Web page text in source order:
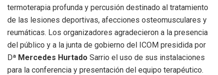
termoterapia profunda y percusión destinado al tratamiento
de las lesiones deportivas, afecciones osteomusculares y
reumáticas. Los organizadores agradecieron a la presencia
del público y a la junta de gobierno del ICOM presidida por
Dª Mercedes Hurtado Sarrio el uso de sus instalaciones
para la conferencia y presentación del equipo terapéutico.